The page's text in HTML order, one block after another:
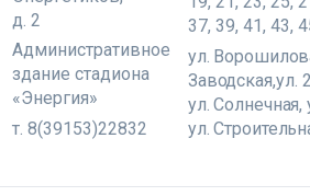
д. 2
Административное
здание стадиона
«Энергия»
т. 8(39153)22832
37, 39, 41, 43,
ул.
Заводская,ул.
ул. Солнечная,
ул.